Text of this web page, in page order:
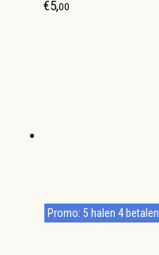
€5,00
Promo: 5 halen 4 betalen